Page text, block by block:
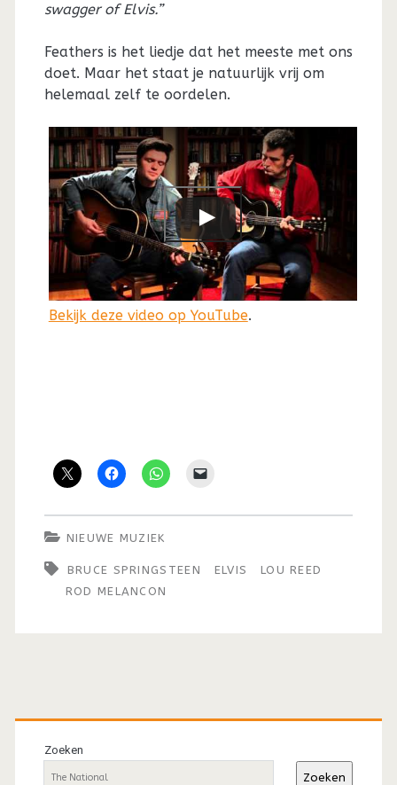
swagger of Elvis.”
Feathers is het liedje dat het meeste met ons
doet. Maar het staat je natuurlijk vrij om
helemaal zelf te oordelen.
Bekijk deze video op YouTube.
NIEUWE MUZIEK
BRUCE SPRINGSTEEN ELVIS
LOU REED
ROD MELANCON
Primaire
sidebar
Zoeken
Zoeken